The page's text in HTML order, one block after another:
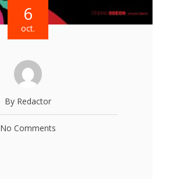
6
oct.
By Redactor
No Comments